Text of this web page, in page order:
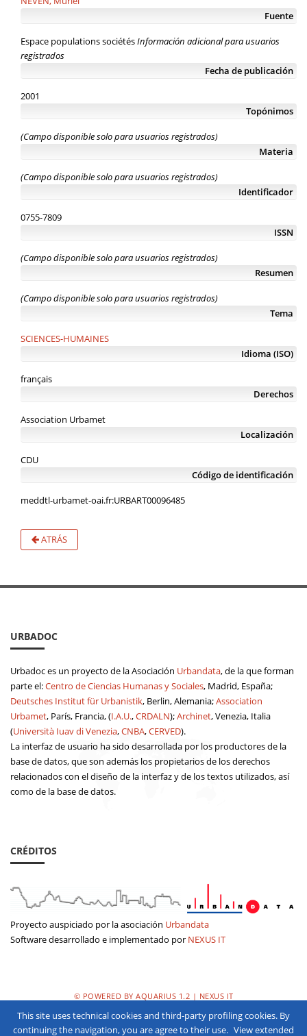
Fuente
Espace populations sociétésInformación adicional para usuarios
registrados
Fecha de publicación
2001
Topónimos
(Campo disponible solo para usuarios registrados)
Materia
(Campo disponible solo para usuarios registrados)
Identificador
0755-7809
ISSN
(Campo disponible solo para usuarios registrados)
Resumen
(Campo disponible solo para usuarios registrados)
Tema
SCIENCES-HUMAINES
Idioma (ISO)
français
Derechos
Association Urbamet
Localización
CDU
Código de identificación
meddtl-urbamet-oai.fr:URBART00096485
ATRÁS
URBADOC
Urbadoc es un proyecto de la Asociación Urbandata, de la que forman
parte el:Centro de Ciencias Humanas y Sociales, Madrid, España;
Deutsches Institut für Urbanistik, Berlin, Alemania;Association
Urbamet, París, Francia, (I.A.U.,CRDALN);Archinet, Venezia, Italia
(Università Iuav di Venezia,CNBA,CERVED).
La interfaz de usuario ha sido desarrollada por los productores de la
base de datos, que son además los propietarios de los derechos
relacionados con el diseño de la interfaz y de los textos utilizados, así
como de la base de datos.
CRÉDITOS
Proyecto auspiciado por la asociación Urbandata
Software desarrollado e implementado por NEXUS IT
© POWERED BY AQUARIUS 1.2 | NEXUS IT
POLÌTICA DE PRIVACIDAD
This site uses technical cookies and third-party profiling cookies. By
continuing the navigation, you are agree to their use. View extended